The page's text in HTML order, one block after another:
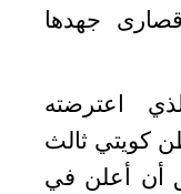
جهدها
اعترضته
كويتي ثالث
أن أعلن في